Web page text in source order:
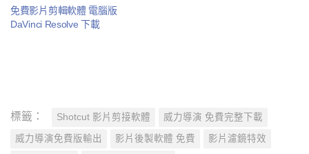
免費影片剪輯軟體 電腦版
DaVinci Resolve 下載
標籤： Shotcut 影片剪接軟體 威力導演 免費完整下載
威力導演免費版輸出 影片後製軟體 免費 影片濾鏡特效